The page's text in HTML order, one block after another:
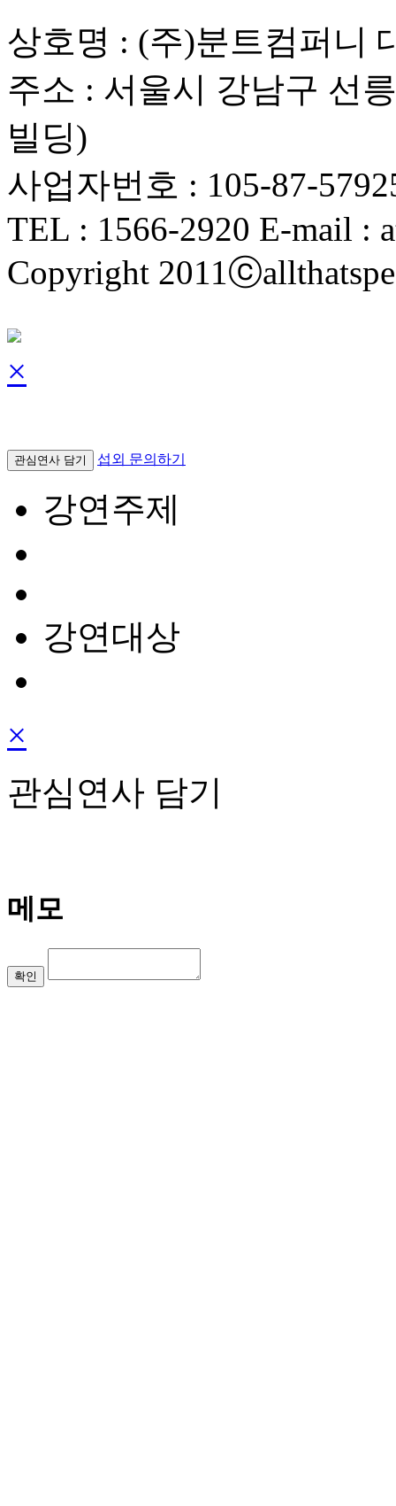
상호명 : (주)분트컴퍼니
주소 : 서울시 강남구 선
빌딩)
사업자번호 : 105-87-
TEL : 1566-2920 E-mail :
Copyright
×
관심연사 담기 섭외 문의하기
강연주제
강연대상
×
관심연사 담기
메모
확인